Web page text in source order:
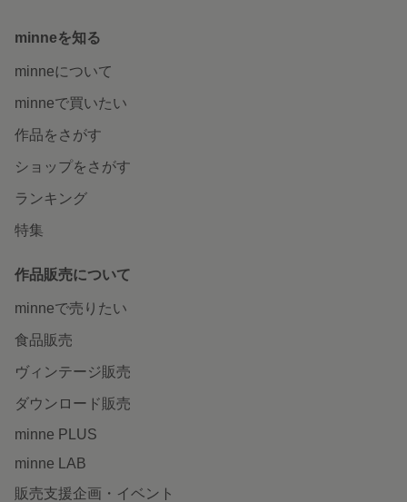
minneを知る
minneについて
minneで買いたい
作品をさがす
ショップをさがす
ランキング
特集
作品販売について
minneで売りたい
食品販売
ヴィンテージ販売
ダウンロード販売
minne PLUS
minne LAB
販売支援企画・イベント